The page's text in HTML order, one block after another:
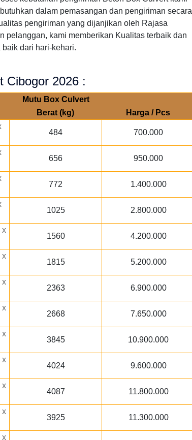
dalam pemasangan dan pengiriman secara
pengiriman yang dijanjikan oleh Rajasa
pelanggan, kami memberikan Kualitas terbaik dan
dari hari-kehari.
Cibogor 2026 :
Mutu Box Culvert
Berat (kg)
Harga / Pcs
484 700.000
656 950.000
772 1.400.000
1025 2.800.000
x
1560 4.200.000
x
1815 5.200.000
x
2363 6.900.000
x
2668 7.650.000
x
3845 10.900.000
x
4024 9.600.000
x
4087 11.800.000
x
3925 11.300.000
x